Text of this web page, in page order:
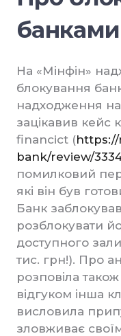
банками
На «Мінфін»
блокування
надходження
зацікавив кейс
financict (
bank/review/
помилковий
які він був
Банк
розблокувати
доступного
тис. грн!). Про
розповіла
відгуком інша
висловила
зловживає